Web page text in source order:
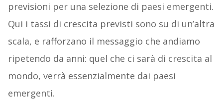
previsioni per una selezione di paesi emergenti.
Qui i tassi di crescita previsti sono su di un’altra
scala, e rafforzano il messaggio che andiamo
ripetendo da anni: quel che ci sarà di crescita al
mondo, verrà essenzialmente dai paesi
emergenti.